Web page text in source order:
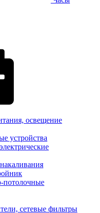
освещение
устройства
потолочные
сетевые фильтры